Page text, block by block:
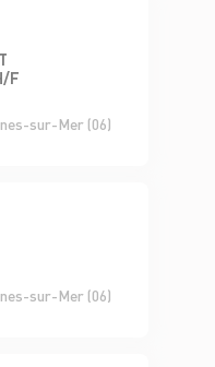
F
sur-Mer (06)
sur-Mer (06)